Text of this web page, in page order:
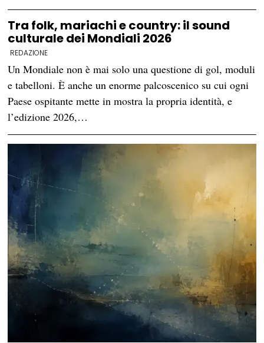
Tra folk, mariachi e country: il sound
culturale dei Mondiali 2026
REDAZIONE
Un Mondiale non è mai solo una questione di gol, moduli
e tabelloni. È anche un enorme palcoscenico su cui ogni
Paese ospitante mette in mostra la propria identità, e
l’edizione 2026,…